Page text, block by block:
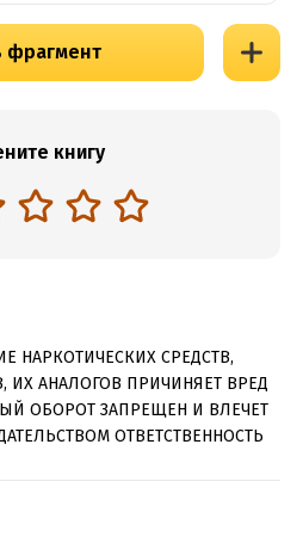
фрагмент
книгу
НАРКОТИЧЕСКИХ СРЕДСТВ,
ИХ АНАЛОГОВ ПРИЧИНЯЕТ ВРЕД
ОБОРОТ ЗАПРЕЩЕН И ВЛЕЧЕТ
ОТВЕТСТВЕННОСТЬ